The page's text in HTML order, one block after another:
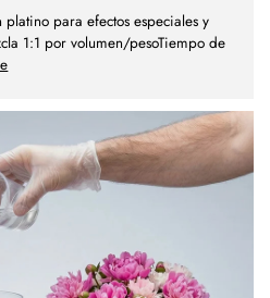
para efectos especiales y
1:1 por volumen/pesoTiempo de